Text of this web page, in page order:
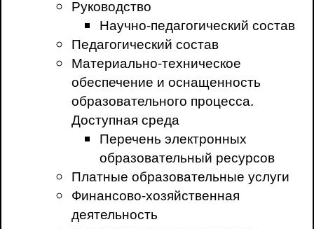
Руководство
Научно-педагогический состав
Педагогический состав
Материально-техническое
обеспечение и оснащенность
образовательного процесса.
Доступная среда
Перечень электронных
образовательный ресурсов
Платные образовательные услуги
Финансово-хозяйственная
деятельность